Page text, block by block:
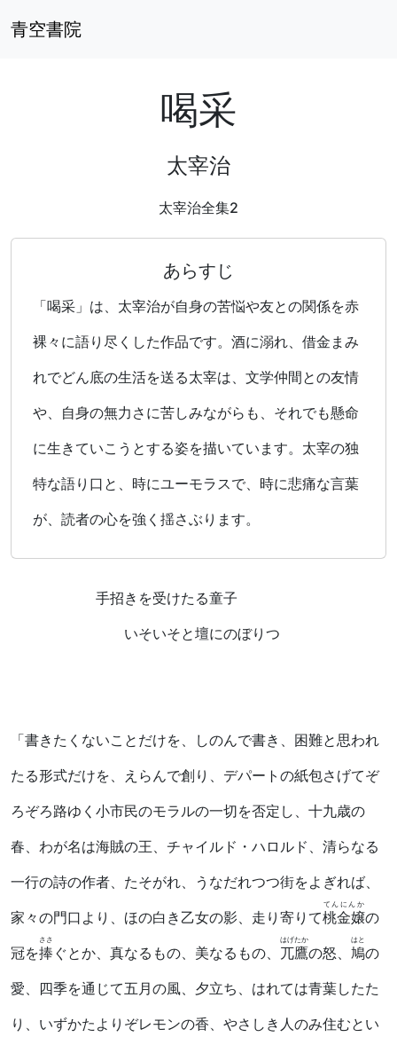
青空書院
喝采
太宰治
太宰治全集2
あらすじ
「喝采」は、太宰治が自身の苦悩や友との関係を赤
裸々に語り尽くした作品です。酒に溺れ、借金まみ
れでどん底の生活を送る太宰は、文学仲間との友情
や、自身の無力さに苦しみながらも、それでも懸命
に生きていこうとする姿を描いています。太宰の独
特な語り口と、時にユーモラスで、時に悲痛な言葉
が、読者の心を強く揺さぶります。
手招きを受けたる童子
いそいそと壇にのぼりつ
「書きたくないことだけを、しのんで書き、困難と思われ
たる形式だけを、えらんで創り、デパートの紙包さげてぞ
ろぞろ路ゆく小市民のモラルの一切を否定し、十九歳の
春、わが名は海賊の王、チャイルド・ハロルド、清らなる
一行の詩の作者、たそがれ、うなだれつつ街をよぎれば、
家々の門口より、ほの白き乙女の影、走り寄りて桃金嬢
てんにんか
の
冠を捧
ささ
ぐとか、真なるもの、美なるもの、 兀鷹
はげたか
の怒、 鳩
はと
の
愛、四季を通じて五月の風、夕立ち、はれては青葉したた
り、いずかたよりぞレモンの香、やさしき人のみ住むとい